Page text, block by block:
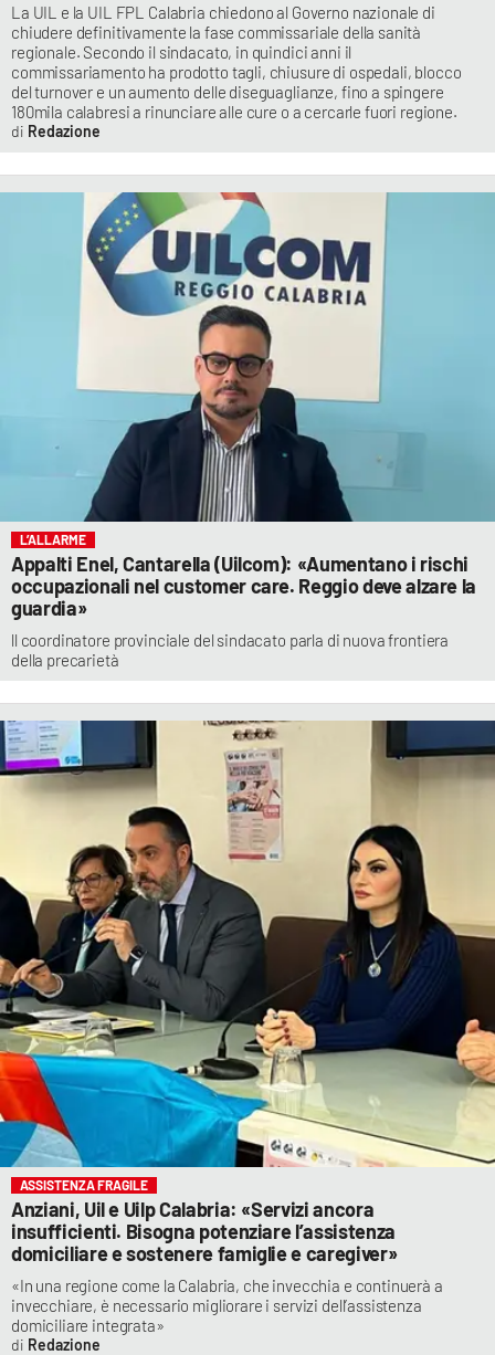
La UIL e la UIL FPL Calabria chiedono al Governo nazionale di
chiudere definitivamente la fase commissariale della sanità
regionale. Secondo il sindacato, in quindici anni il
commissariamento ha prodotto tagli, chiusure di ospedali, blocco
del turnover e un aumento delle diseguaglianze, fino a spingere
180mila calabresi a rinunciare alle cure o a cercarle fuori regione.
Redazione
L’ALLARME
Appalti Enel, Cantarella (Uilcom): «Aumentano i rischi
occupazionali nel customer care. Reggio deve alzare la
guardia»
ll coordinatore provinciale del sindacato parla di nuova frontiera
della precarietà
ASSISTENZA FRAGILE
Anziani, Uil e Uilp Calabria: «Servizi ancora
insufficienti. Bisogna potenziare l’assistenza
domiciliare e sostenere famiglie e caregiver»
«In una regione come la Calabria, che invecchia e continuerà a
invecchiare, è necessario migliorare i servizi dell’assistenza
domiciliare integrata»
Redazione